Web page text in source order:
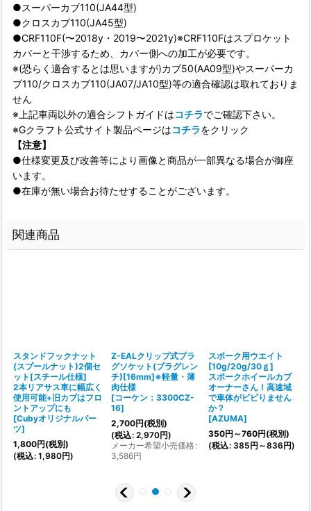
●スーパーカブ110(JA44型)
●クロスカブ110(JA45型)
●CRF110F(〜2018y・2019〜2021y)※CRF110Fはスプロケット
カバーと干渉するため、カバー側への加工が必要です。
※(恐らく適合するとは思いますが)カブ50(AA09型)やスーパーカ
ブ110/クロスカブ110(JA07/JA10型)等の適合確認は取れておりま
せん
※上記車両以外の適合シフトガイドはコチラでご確認下さい。
※Gクラフト公式サイト製品ページはコチラをクリック
【注意】
●仕様変更及び改善等により画像と商品が一部異なる場合が御座
います。
●在庫が無い場合お待たせすることがございます。
関連商品
スタンドフックナット
(スプールナット)2個セ
ット[スチール仕様]
2本リアサス車に幅広く
使用可能+旧カブはフロ
ントアップにも
[Cubyオリジナルパー
ツ]
1,800円(税別)
(税込: 1,980円)
Z-EALクリップ式プラ
グソケット(プラグレン
チ)[16mm]※軽量・薄
肉仕様
[コーケン：3300CZ-
16]
2,700円(税別)
(税込: 2,970円)
メーカー希望小売価格:
3,586円
スポーク用ウエイト
[10g/20g/30ｇ]
スポークホイールカブ
オーナーさん！高速域
で車体がビビりません
か？
[AZUMA]
350円 ～760円(税別)
(税込: 385円 ～836円)